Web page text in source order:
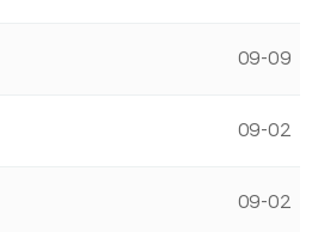
09-09
09-02
09-02